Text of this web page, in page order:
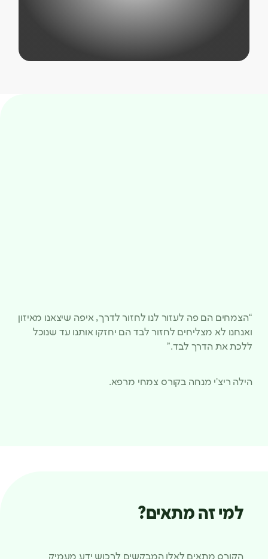
“הצמחים הם פה לעזור לנו לחזור לדרך, איפה שיצאנו מאיזון
ואנחנו לא מצליחים לחזור לבד הם יחזקו אותנו עד שנוכל
ללכת את הדרך לבד.”
הילה ריצ’י מנחה בקורס צמחי מרפא.
למי זה מתאים?
הקורס מתאים לאלו המבקשים לרכוש ידע מעמיק